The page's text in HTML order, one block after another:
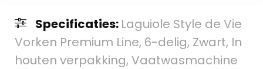
Specificaties: Laguiole Style de Vie
Vorken Premium Line, 6-delig, Zwart, In
houten verpakking, Vaatwasmachine